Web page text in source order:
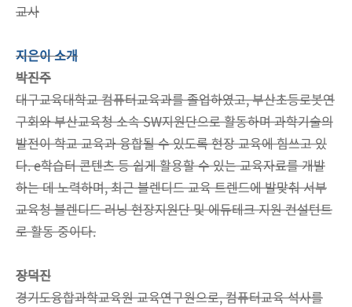
교사
지은이 소개
박진주
대구교육대학교 컴퓨터교육과를 졸업하였고, 부산초등로봇연
구회와 부산교육청 소속 SW지원단으로 활동하며 과학기술의
발전이 학교 교육과 융합될 수 있도록 현장 교육에 힘쓰고 있
다. e학습터 콘텐츠 등 쉽게 활용할 수 있는 교육자료를 개발
하는 데 노력하며, 최근 블렌디드 교육 트렌드에 발맞춰 서부
교육청 블렌디드 러닝 현장지원단 및 에듀테크 지원 컨설턴트
로 활동 중이다.
장덕진
경기도융합과학교육원 교육연구원으로, 컴퓨터교육 석사를